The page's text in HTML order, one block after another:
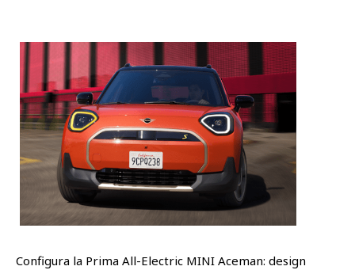
Configura la Prima All-Electric MINI Aceman: design